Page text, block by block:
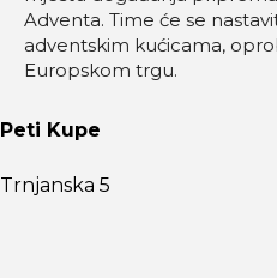
Adventa. Time će se
adventskim kućicama,
Europskom trgu.
Peti Kupe
Trnjanska 5